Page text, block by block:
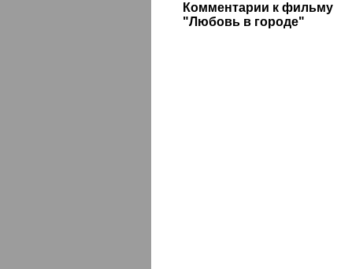
Комментарии к фильму
"Любовь в городе"